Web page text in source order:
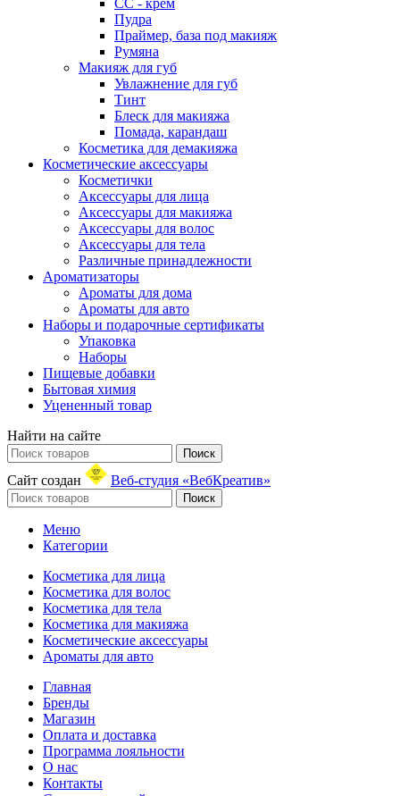
Пудра
Праймер, база под макияж
Румяна
Макияж для губ
Увлажнение для губ
Тинт
Блеск для макияжа
Помада, карандаш
Косметика для демакияжа
Косметические аксессуары
Косметички
Аксессуары для лица
Аксессуары для макияжа
Аксессуары для волос
Аксессуары для тела
Различные принадлежности
Ароматизаторы
Ароматы для дома
Ароматы для авто
Наборы и подарочные сертификаты
Упаковка
Наборы
Пищевые добавки
Бытовая химия
Уцененный товар
Найти на сайте
Поиск
Сайт создан Веб-студия «ВебКреатив»
Поиск
Меню
Категории
Косметика для лица
Косметика для волос
Косметика для тела
Косметика для макияжа
Косметические аксессуары
Ароматы для авто
Главная
Бренды
Магазин
Оплата и доставка
Программа лояльности
О нас
Контакты